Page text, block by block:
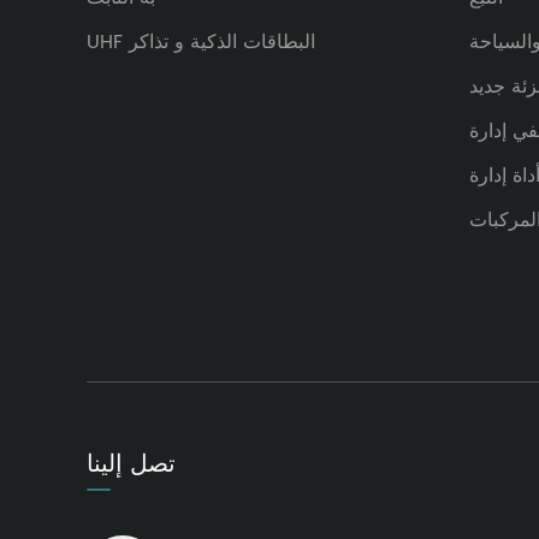
UHF البطاقات الذكية و تذاكر
جديد
إدارة
أداة إدارة
المركبات
تصل إلينا